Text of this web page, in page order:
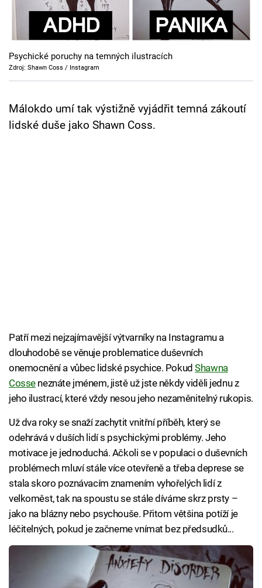
Cool Esport
Pořady
TV Program
Přihlášení
Psychické poruchy na temných ilustracích
Zdroj: Shawn Coss / Instagram
Málokdo umí tak výstižně vyjádřit temná zákoutí
lidské duše jako Shawn Coss.
Patří mezi nejzajímavější výtvarníky na Instagramu a
dlouhodobě se věnuje problematice duševních
onemocnění a vůbec lidské psychice. PokudShawna
Cosseneznáte jménem, jistě už jste někdy viděli jednu z
jeho ilustrací, které vždy nesou jeho nezaměnitelný rukopis.
Už dva roky se snaží zachytit vnitřní příběh, který se
odehrává v duších lidí s psychickými problémy. Jeho
motivace je jednoduchá. Ačkoli se v populaci o duševních
problémech mluví stále více otevřeně a třeba deprese se
stala skoro poznávacím znamením vyhořelých lidí z
velkoměst, tak na spoustu se stále díváme skrz prsty –
jako na blázny nebo psychouše. Přitom většina potíží je
léčitelných, pokud je začneme vnímat bez předsudků...